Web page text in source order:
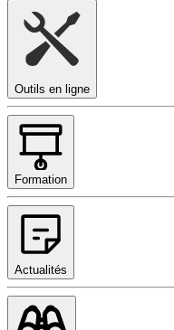
Outils en ligne
Formation
Actualités